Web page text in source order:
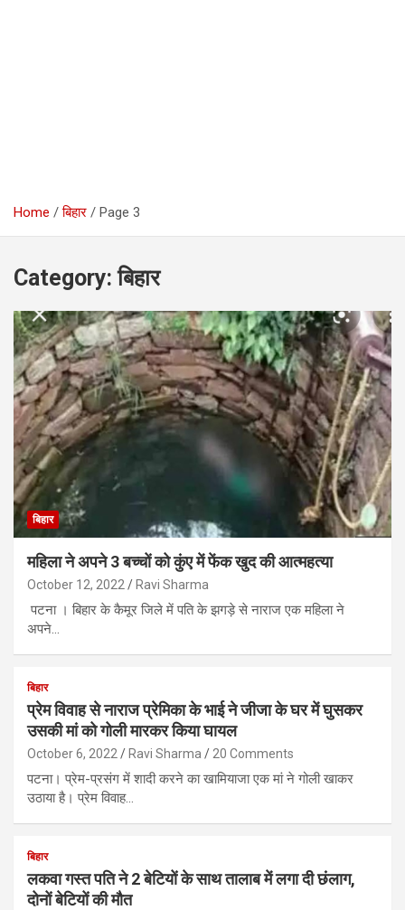
Home बिहार Page 3
Category:बिहार
बिहार
महिला ने अपने 3 बच्चों को कुंए में फेंक खुद की आत्महत्या
October 12, 2022 Ravi Sharma
पटना । बिहार के कैमूर जिले में पति के झगड़े से नाराज एक महिला ने
अपने…
बिहार
प्रेम विवाह से नाराज प्रेमिका के भाई ने जीजा के घर में घुसकर
उसकी मां को गोली मारकर किया घायल
October 6, 2022 Ravi Sharma 20 Comments
पटना। प्रेम-प्रसंग में शादी करने का खामियाजा एक मां ने गोली खाकर
उठाया है। प्रेम विवाह…
बिहार
लकवा गस्त पति ने 2 बेटियों के साथ तालाब में लगा दी छंलाग,
दोनों बेटियों की मौत